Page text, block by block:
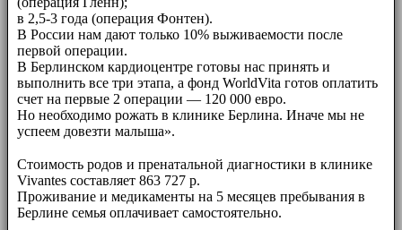
в 2,5-3 года (операция Фонтен).
В России нам дают только 10% выживаемости после
первой операции.
В Берлинском кардиоцентре готовы нас принять и
выполнить все три этапа, а фонд WorldVita готов оплатить
счет на первые 2 операции — 120 000 евро.
Но необходимо рожать в клинике Берлина. Иначе мы не
успеем довезти малыша».
Стоимость родов и пренатальной диагностики в клинике
Vivantes составляет 863 727 р.
Проживание и медикаменты на 5 месяцев пребывания в
Берлине семья оплачивает самостоятельно.